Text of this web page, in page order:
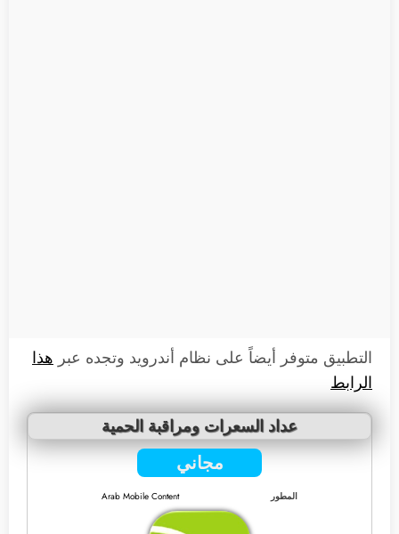
التطبيق متوفر أيضاً على نظام أندرويد وتجده عبر هذا
الرابط
عداد السعرات ومراقبة الحمية
مجاني
المطور Arab Mobile Content